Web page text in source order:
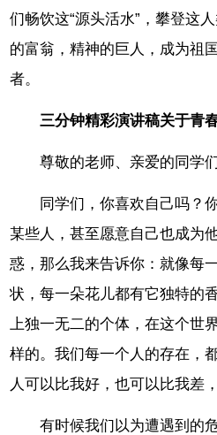
们畅饮这“源头活水”，攀登这
的富翁，精神的巨人，成为祖
者。
三分钟精彩演讲稿关于青
尊敬的老师、亲爱的同学们
同学们，你喜欢自己吗？
某些人，甚至愿意自己也成为
惑，那么我来告诉你：就像每
状，每一朵花儿都有它独特的
上独一无二的个体，在这个世
样的。我们每一个人的存在，
人可以比我好，也可以比我差
有时候我们以为遭遇到的